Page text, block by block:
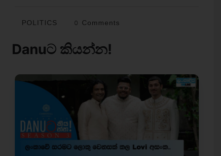
POLITICS 0 Comments